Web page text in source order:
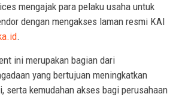
mengajak para pelaku usaha untuk
dengan mengakses laman resmi KAI
.
ini merupakan bagian dari
yang bertujuan meningkatkan
serta kemudahan akses bagi perusahaan